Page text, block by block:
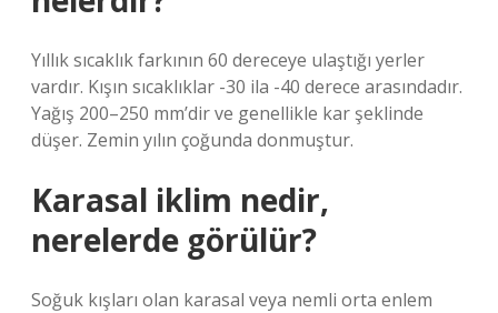
Yıllık sıcaklık farkının 60 dereceye ulaştığı yerler
vardır. Kışın sıcaklıklar -30 ila -40 derece arasındadır.
Yağış 200–250 mm’dir ve genellikle kar şeklinde
düşer. Zemin yılın çoğunda donmuştur.
Karasal iklim nedir,
nerelerde görülür?
Soğuk kışları olan karasal veya nemli orta enlem